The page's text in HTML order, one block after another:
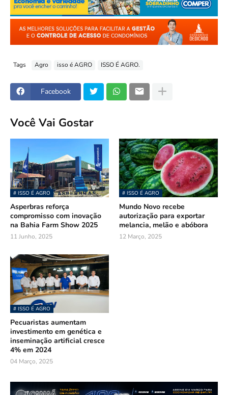
Tags Agro isso é AGRO ISSO É AGRO.
Facebook
Você Vai Gostar
# ISSO É AGRO
Asperbras reforça
compromisso com inovação
na Bahia Farm Show 2025
11 Junho, 2025
# ISSO É AGRO
Mundo Novo recebe
autorização para exportar
melancia, melão e abóbora
12 Março, 2025
# ISSO É AGRO
Pecuaristas aumentam
investimento em genética e
inseminação artificial cresce
4% em 2024
04 Março, 2025